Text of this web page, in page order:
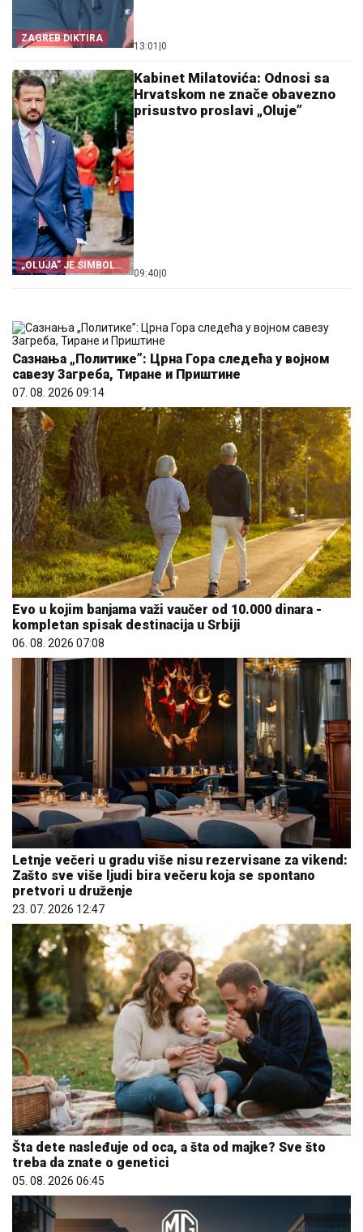
ZAGREB DIKTIRA
13:01 0
„OLUJA” JE SIMBOL
PROGONA
Kabinet Milatovića: Odnosi sa
Hrvatskom ne znače obavezno
prisustvo proslavi „Oluje”
09:40 0
Сазнања „Политике”: Црна Гора следећа у војном
савезу Загреба, Тиране и Приштине
07. 08. 2026 09:14
Evo u kojim banjama važi vaučer od 10.000 dinara -
kompletan spisak destinacija u Srbiji
06. 08. 2026 07:08
Letnje večeri u gradu više nisu rezervisane za vikend:
Zašto sve više ljudi bira večeru koja se spontano
pretvori u druženje
23. 07. 2026 12:47
Šta dete nasleđuje od oca, a šta od majke? Sve što
treba da znate o genetici
05. 08. 2026 06:45